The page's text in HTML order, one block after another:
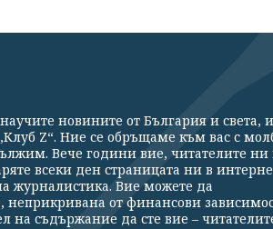
новините от България и света,
Z“. Ние се обръщаме към вас с
Вече години вие, читателите ни
всеки ден страницата ни в
журналистика. Вие можете да
от финансови
на съдържание да сте вие –